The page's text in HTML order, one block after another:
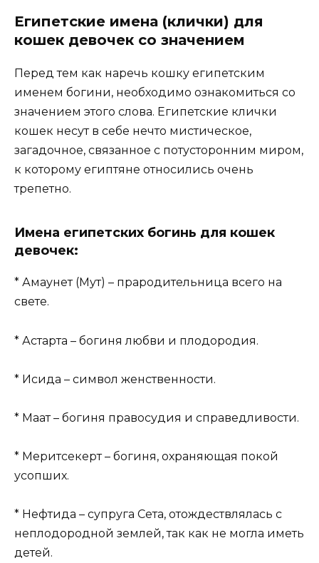
Египетские имена (клички) для
кошек девочек со значением
Перед тем как наречь кошку египетским
именем богини, необходимо ознакомиться со
значением этого слова. Египетские клички
кошек несут в себе нечто мистическое,
загадочное, связанное с потусторонним миром,
к которому египтяне относились очень
трепетно.
Имена египетских богинь для кошек
девочек:
* Амаунет (Мут) – прародительница всего на
свете.
* Астарта – богиня любви и плодородия.
* Исида – символ женственности.
* Маат – богиня правосудия и справедливости.
* Меритсекерт – богиня, охраняющая покой
усопших.
* Нефтида – супруга Сета, отождествлялась с
неплодородной землей, так как не могла иметь
детей.